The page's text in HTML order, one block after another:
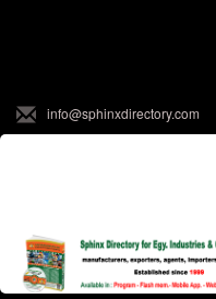
info@sphinxdirectory.com